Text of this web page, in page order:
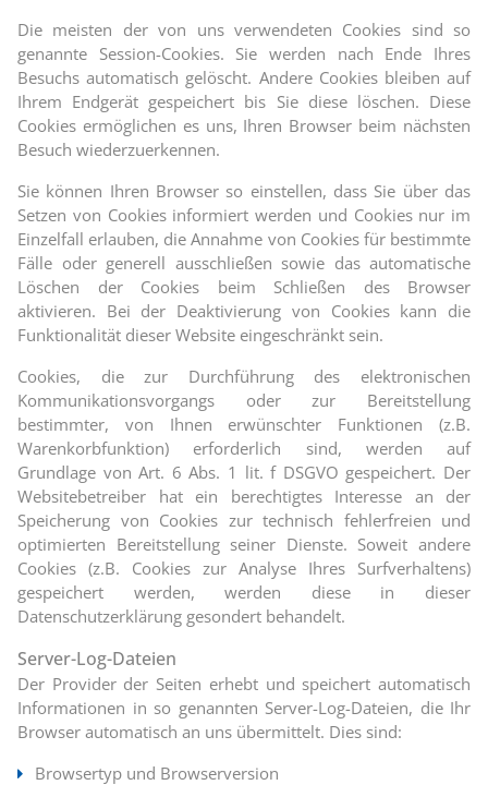
Die meisten der von uns verwendeten Cookies sind so
genannte Session-Cookies. Sie werden nach Ende Ihres
Besuchs automatisch gelöscht. Andere Cookies bleiben auf
Ihrem Endgerät gespeichert bis Sie diese löschen. Diese
Cookies ermöglichen es uns, Ihren Browser beim nächsten
Besuch wiederzuerkennen.
Sie können Ihren Browser so einstellen, dass Sie über das
Setzen von Cookies informiert werden und Cookies nur im
Einzelfall erlauben, die Annahme von Cookies für bestimmte
Fälle oder generell ausschließen sowie das automatische
Löschen der Cookies beim Schließen des Browser
aktivieren. Bei der Deaktivierung von Cookies kann die
Funktionalität dieser Website eingeschränkt sein.
Cookies, die zur Durchführung des elektronischen
Kommunikationsvorgangs oder zur Bereitstellung
bestimmter, von Ihnen erwünschter Funktionen (z.B.
Warenkorbfunktion) erforderlich sind, werden auf
Grundlage von Art. 6 Abs. 1 lit. f DSGVO gespeichert. Der
Websitebetreiber hat ein berechtigtes Interesse an der
Speicherung von Cookies zur technisch fehlerfreien und
optimierten Bereitstellung seiner Dienste. Soweit andere
Cookies (z.B. Cookies zur Analyse Ihres Surfverhaltens)
gespeichert werden, werden diese in dieser
Datenschutzerklärung gesondert behandelt.
Server-Log-Dateien
Der Provider der Seiten erhebt und speichert automatisch
Informationen in so genannten Server-Log-Dateien, die Ihr
Browser automatisch an uns übermittelt. Dies sind:
Browsertyp und Browserversion